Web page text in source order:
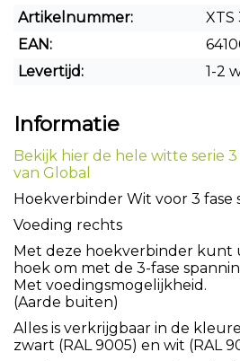
Artikelnummer:
XTS
EAN:
Levertijd:
1-2
Informatie
Bekijk hier de hele witte serie
van Global
Hoekverbinder Wit voor 3 fase
Voeding rechts
Met deze hoekverbinder kunt
hoek om met de 3-fase
Met voedingsmogelijkheid.
(Aarde buiten)
Alles is verkrijgbaar in de
zwart (RAL 9005) en wit (RAL